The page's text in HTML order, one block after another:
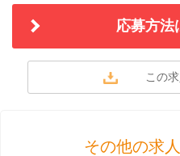
応募方法
その他の求